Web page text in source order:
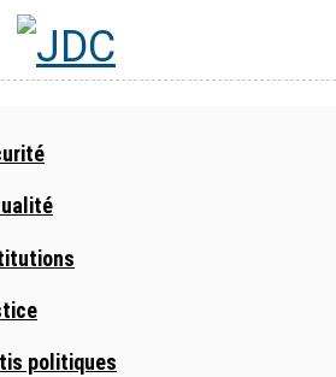
politiques